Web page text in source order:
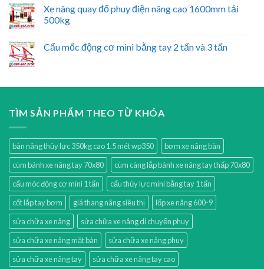
Xe nâng quay đổ phuy điện nâng cao 1600mm tải
500kg
Cẩu mốc động cơ mini bằng tay 2 tấn và 3 tấn
TÌM SẢN PHẨM THEO TỪ KHÓA
bàn nâng thủy lực 350kg cao 1.5 mét wp350
bơm xe nâng bàn
cùm bánh xe nâng tay 70x80
cùm càng lắp bánh xe nâng tay thấp 70x80
cẩu móc động cơ mini 1 tấn
cẩu thủy lực mini bằng tay 1 tấn
cốt lắp tay bơm
giá thang nâng siêu thị
lốp xe nâng 600-9
sửa chữa xe nâng
sửa chữa xe nâng di chuyển phuy
sửa chữa xe nâng mặt bàn
sửa chữa xe nâng phuy
sửa chữa xe nâng tay
sửa chữa xe nâng tay cao